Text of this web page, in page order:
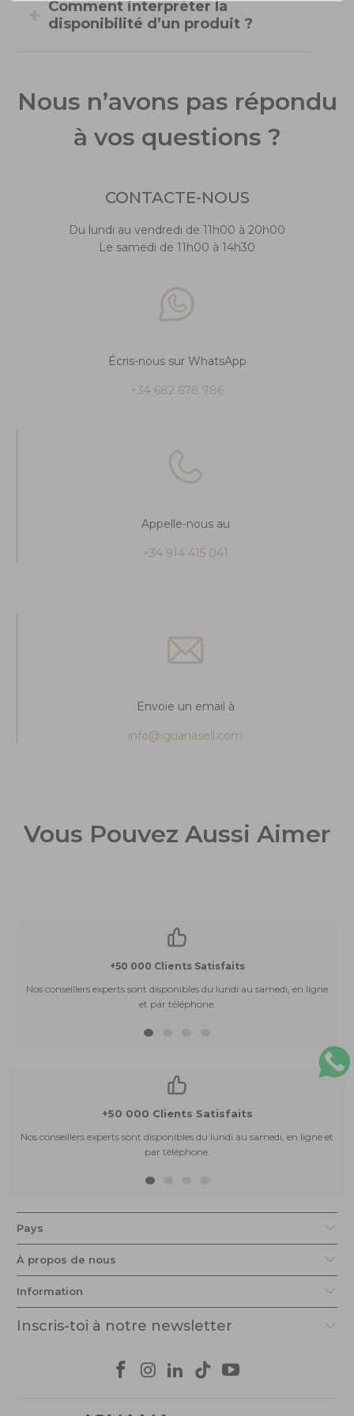
Comment interpréter la
disponibilité d’un produit ?
Nous n’avons pas répondu
à vos questions ?
CONTACTE-NOUS
Du lundi au vendredi de 11h00 à 20h00
Le samedi de 11h00 à 14h30
Écris-nous sur WhatsApp
+34 682 678 786
Appelle-nous au
+34 914 415 041
Envoie un email à
info@iguanasell.com
Vous Pouvez Aussi Aimer
+50 000 Clients Satisfaits
Nos conseillers experts sont disponibles du lundi au samedi, en ligne
et par téléphone.
+50 000 Clients Satisfaits
Nos conseillers experts sont disponibles du lundi au samedi, en ligne et
par téléphone.
Pays
À propos de nous
Information
Inscris-toi à notre newsletter